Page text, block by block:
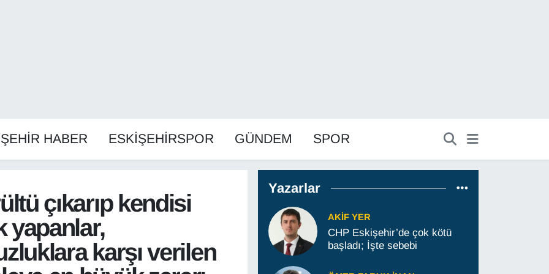
HABER ESKİŞEHİRSPOR GÜNDEM SPOR
çıkarıp kendisi
yapanlar,
karşı verilen
Yazarlar
AKIF YER
CHP Eskişehir’de çok kötü
başladı; İşte sebebi